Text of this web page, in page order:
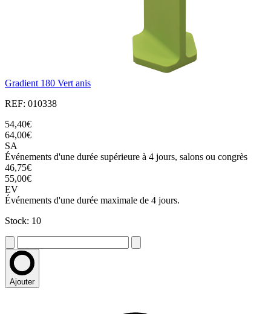
Gradient 180 Vert anis
REF: 010338
54,40€
64,00€
SA
Événements d'une durée supérieure à 4 jours, salons ou congrès
46,75€
55,00€
EV
Événements d'une durée maximale de 4 jours.
Stock: 10
Ajouter